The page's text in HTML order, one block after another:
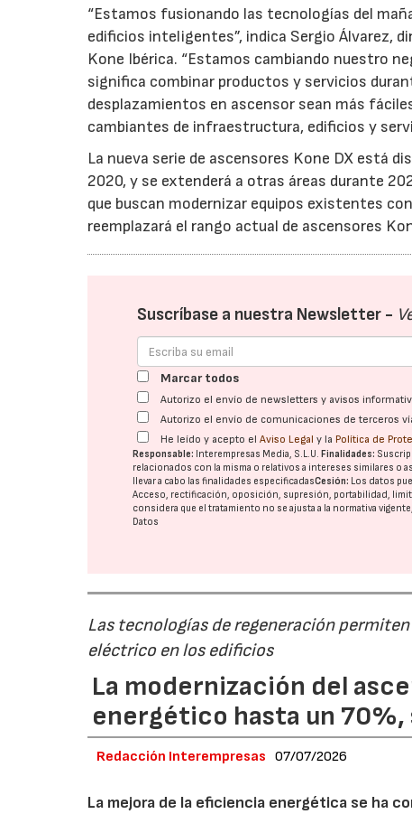
“Estamos fusionando las tecnologías del
edificios inteligentes”, indica Sergio Álvarez,
Kone Ibérica. “Estamos cambiando nuestro
significa combinar productos y servicios
desplazamientos en ascensor sean más
cambiantes de infraestructura, edificios y
La nueva serie de ascensores Kone DX está
2020, y se extenderá a otras áreas durante
que buscan modernizar equipos existentes
reemplazará el rango actual de ascensores
Suscríbase a nuestra Newsletter -
Marcar todos
Autorizo el envío de newsletters y avisos
Autorizo el envío de comunicaciones de terceros
He leído y acepto elAviso Legal y la Política de
Responsable: Interempresas Media, S.L.U. Finalidades:
relacionados con la misma o relativos a intereses similares o
llevar a cabo las finalidades especificadasCesión: Los datos
Acceso, rectificación, oposición, supresión, portabilidad,
considera que el tratamiento no se ajusta a la normativa
Datos
Las tecnologías de regeneración
eléctrico en los edificios
La modernización del
energético hasta un 70%,
Redacción Interempresas 07/07/2026
La mejora de la eficiencia energética se ha